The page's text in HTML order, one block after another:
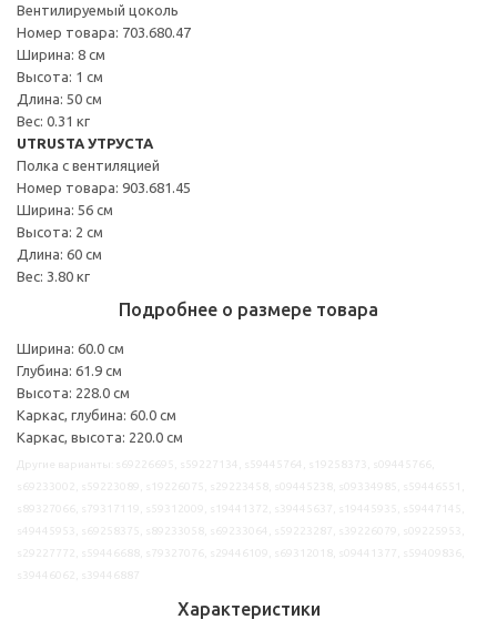
Вентилируемый цоколь
Номер товара: 703.680.47
Ширина: 8 см
Высота: 1 см
Длина: 50 см
Вес: 0.31 кг
UTRUSTA УТРУСТА
Полка с вентиляцией
Номер товара: 903.681.45
Ширина: 56 см
Высота: 2 см
Длина: 60 см
Вес: 3.80 кг
Подробнее о размере товара
Ширина: 60.0 см
Глубина: 61.9 см
Высота: 228.0 см
Каркас, глубина: 60.0 см
Каркас, высота: 220.0 см
Характеристики